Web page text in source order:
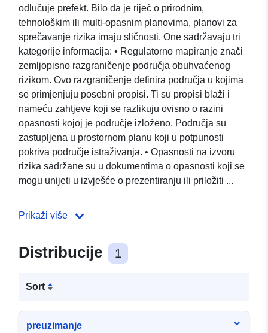
odlučuje prefekt. Bilo da je riječ o prirodnim,
tehnološkim ili multi-opasnim planovima, planovi za
sprečavanje rizika imaju sličnosti. One sadržavaju tri
kategorije informacija: • Regulatorno mapiranje znači
zemljopisno razgraničenje područja obuhvaćenog
rizikom. Ovo razgraničenje definira područja u kojima
se primjenjuju posebni propisi. Ti su propisi blaži i
nameću zahtjeve koji se razlikuju ovisno o razini
opasnosti kojoj je područje izloženo. Područja su
zastupljena u prostornom planu koji u potpunosti
pokriva područje istraživanja. • Opasnosti na izvoru
rizika sadržane su u dokumentima o opasnosti koji se
mogu unijeti u izvješće o prezentiranju ili priložiti ...
Prikaži više
Distribucije 1
Sort
preuzimanje